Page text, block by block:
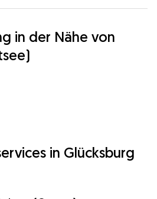
in der Nähe von
in Glücksburg